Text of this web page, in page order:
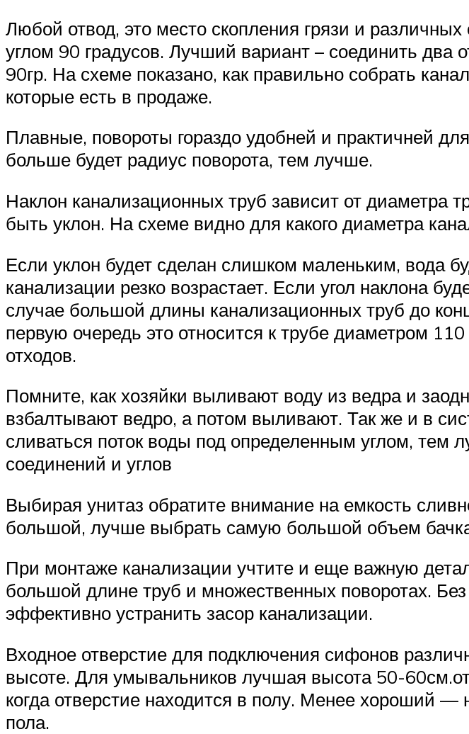
Любой отвод, это место скопления грязи и
углом 90 градусов. Лучший вариант – соединить два
90гр. На схеме показано, как правильно собрать
которые есть в продаже.
Плавные, повороты гораздо удобней и практичней
больше будет радиус поворота, тем лучше.
Наклон канализационных труб зависит от
быть уклон. На схеме видно для какого диаметра
Если уклон будет сделан слишком маленьким, вода
канализации резко возрастает. Если угол наклона
случае большой длины канализационных труб до
первую очередь это относится к трубе диаметром
отходов.
Помните, как хозяйки выливают воду из ведра и
взбалтывают ведро, а потом выливают. Так же и в
сливаться поток воды под определенным углом, тем
соединений и углов
Выбирая унитаз обратите внимание на емкость
большой, лучше выбрать самую большой объем
При монтаже канализации учтите и еще важную
большой длине труб и множественных поворотах.
эффективно устранить засор канализации.
Входное отверстие для подключения сифонов
высоте. Для умывальников лучшая высота 50-
когда отверстие находится в полу. Менее хороший —
пола.